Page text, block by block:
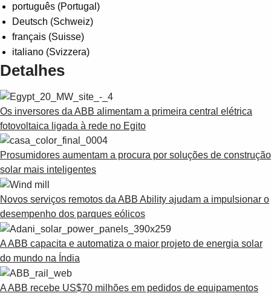
Suggestions
Products
See more products
Shopping list preview
0
português (Portugal)
Deutsch (Schweiz)
français (Suisse)
italiano (Svizzera)
Detalhes
Os inversores da ABB alimentam a primeira central elétrica
fotovoltaica ligada à rede no Egito
Prosumidores aumentam a procura por soluções de construção
solar mais inteligentes
Novos serviços remotos da ABB Ability ajudam a impulsionar o
desempenho dos parques eólicos
A ABB capacita e automatiza o maior projeto de energia solar
do mundo na Índia
A ABB recebe US$70 milhões em pedidos de equipamentos